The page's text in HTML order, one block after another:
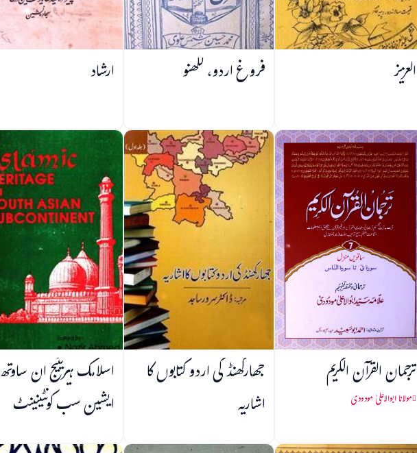
العزیز فروغ اردو، لکھنو ارشاد
ترجمان القرآن الکریم
مولانا ابوالاعلیٰ مودودی
جھارکھنڈ کی اردو کتابوں کا
اشاریہ
اسلامک ہیریٹیج ان ساوتھ
ایشین سب کونٹینینٹ